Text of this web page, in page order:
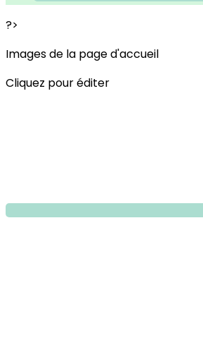
?>
Images de la page d'accueil
Cliquez pour éditer